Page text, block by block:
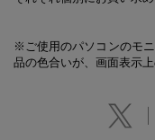
※ご使用のパソコンのモ
品の色合いが、画面表示